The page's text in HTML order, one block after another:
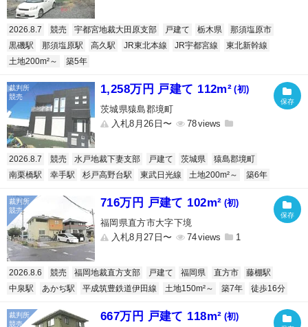
2026.8.7 競売 宇都宮地裁大田原支部 戸建て 栃木県
那須塩原市
黒磯駅
那須塩原駅 高久駅 JR東北本線 JR宇都宮線
東北新幹線
土地200m²～
築5年
1,258万円 戸建て 112m² (初)
茨城県猿島郡境町
入札8月26日〜
78
2026.8.7 競売 水戸地裁下妻支部 戸建て 茨城県
猿島郡境町
南栗橋駅
幸手駅 杉戸高野台駅 東武日光線 土地200m²～ 築6年
716万円 戸建て 102m² (初)
福岡県直方市大字下境
入札8月27日〜
74 1
2026.8.6 競売 福岡地裁直方支部 戸建て 福岡県 直方市
藤棚駅
中泉駅
あかぢ駅 平成筑豊鉄道伊田線 土地150m²～ 築7年 徒歩16分
667万円 戸建て 118m² (初)